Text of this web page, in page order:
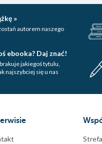
»
autorem naszego
ebooka? Daj znać!
jakiegoś tytulu,
najszybciej się u nas